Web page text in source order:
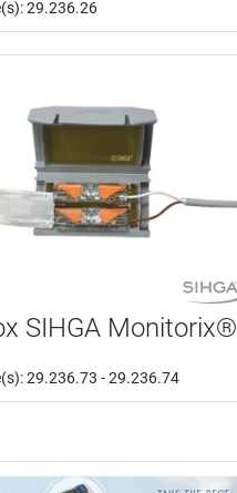
29.236.26
SIHGA Monitorix®
29.236.73 - 29.236.74